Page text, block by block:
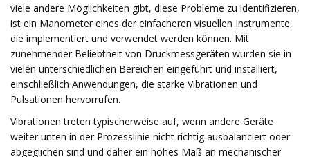
viele andere Möglichkeiten gibt, diese Probleme zu identifizieren,
ist ein Manometer eines der einfacheren visuellen Instrumente,
die implementiert und verwendet werden können. Mit
zunehmender Beliebtheit von Druckmessgeräten wurden sie in
vielen unterschiedlichen Bereichen eingeführt und installiert,
einschließlich Anwendungen, die starke Vibrationen und
Pulsationen hervorrufen.
Vibrationen treten typischerweise auf, wenn andere Geräte
weiter unten in der Prozesslinie nicht richtig ausbalanciert oder
abgeglichen sind und daher ein hohes Maß an mechanischer